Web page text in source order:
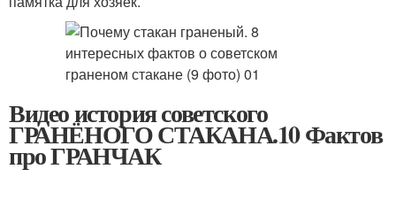
Видео история советского
ГРАНЁНОГО СТАКАНА.10 Фактов
про ГРАНЧАК